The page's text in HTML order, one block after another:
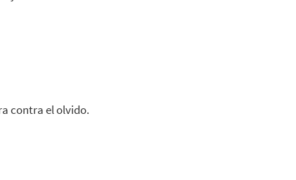
contra el olvido.